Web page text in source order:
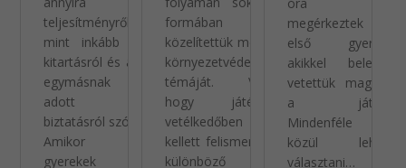
teljesítményről,
mint inkább a
kitartásról és az
egymásnak
adott
biztatásról szólt.
Amikor a
gyerekek
formában
közelítettük meg a
környezetvédelem
témáját. Volt,
hogy játékos
vetélkedőben
kellett felismerni a
különböző
megérkeztek az
első gyerekek,
akikkel bele is
vetettük magunkat
a játékba.
Mindenféle játék
közül lehetett
választani… Volt